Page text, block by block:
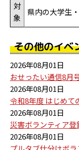
対
象
県内の大学生
その他のイ
2026年08月01日
おせったい通信8月
2026年08月01日
令和8年度 はじめて
2026年08月01日
災害ボランティア
2026年08月01日